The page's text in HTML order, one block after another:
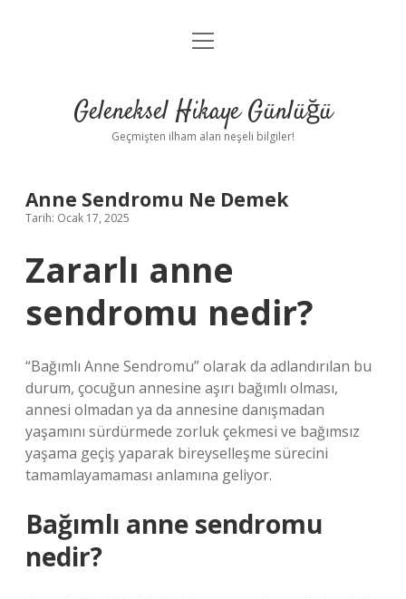
Anasayfa
Yasal Uyarı
menüyü
Geleneksel Hikaye Günlüğü
Geçmişten ilham alan neşeli bilgiler!
Anne Sendromu Ne Demek
Tarih: Ocak 17, 2025
Zararlı anne
sendromu nedir?
“Bağımlı Anne Sendromu” olarak da adlandırılan bu
durum, çocuğun annesine aşırı bağımlı olması,
annesi olmadan ya da annesine danışmadan
yaşamını sürdürmede zorluk çekmesi ve bağımsız
yaşama geçiş yaparak bireyselleşme sürecini
tamamlayamaması anlamına geliyor.
Bağımlı anne sendromu
nedir?